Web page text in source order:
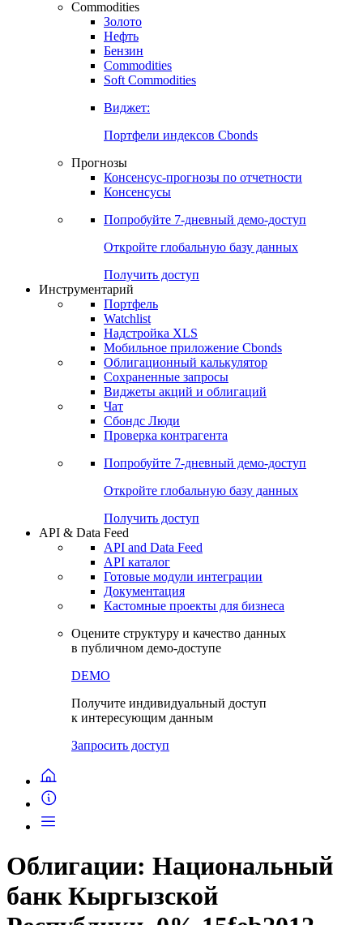
Commodities
Золото
Нефть
Бензин
Commodities
Soft Commodities
Виджет:
Портфели индексов Cbonds
Прогнозы
Консенсус-прогнозы по отчетности
Консенсусы
Попробуйте 7-дневный демо-доступ
Откройте глобальную базу данных
Получить доступ
Инструментарий
Портфель
Watchlist
Надстройка XLS
Мобильное приложение Cbonds
Облигационный калькулятор
Сохраненные запросы
Виджеты акций и облигаций
Чат
Сбондс Люди
Проверка контрагента
Попробуйте 7-дневный демо-доступ
Откройте глобальную базу данных
Получить доступ
API & Data Feed
API and Data Feed
API каталог
Готовые модули интеграции
Документация
Кастомные проекты для бизнеса
Оцените структуру и качество данных
в публичном демо-доступе
DEMO
Получите индивидуальный доступ
к интересующим данным
Запросить доступ
Облигации: Национальный
банк Кыргызской